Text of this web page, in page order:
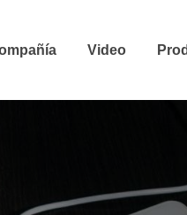
Video